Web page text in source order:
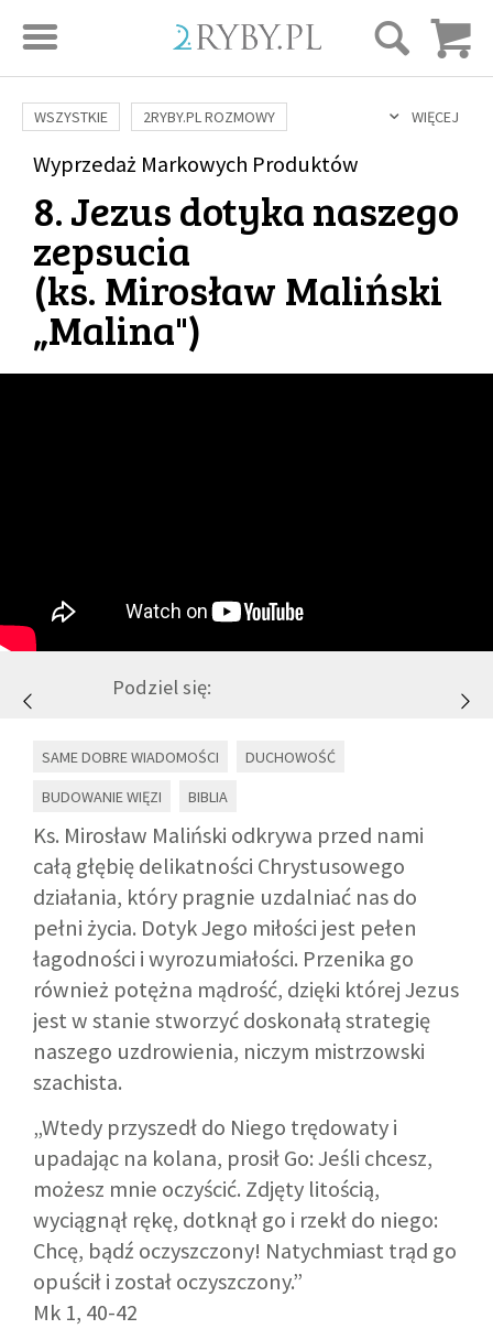
STRONA GŁÓWNA
SERIE FILMÓW
AUTORZY
BLOG
DRUŻYNA
WESPRZYJ NAS
PARTNERZY
DLA MEDIÓW
KONTAKT
WIĘCEJ
WSZYSTKIE 2RYBY.PL ROZMOWY
SAME DOBRE WIADOMOŚCI ONA I ON ROZWÓJ
SZTUKA ŻYCIA MIŁOŚĆ DUCHOWOŚĆ
BUDOWANIE WIĘZI
KOBIETA MĘŻCZYZNA RELIGIE FILOZOFIA
KULTURA ŚWIĘCI
Wyprzedaż Markowych Produktów
8. Jezus dotyka naszego
zepsucia
(ks. Mirosław Maliński
„Malina")
Podziel się:
SAME DOBRE WIADOMOŚCI
DUCHOWOŚĆ
BUDOWANIE WIĘZI
BIBLIA
Ks. Mirosław Maliński odkrywa przed nami
całą głębię delikatności Chrystusowego
działania, który pragnie uzdalniać nas do
pełni życia. Dotyk Jego miłości jest pełen
łagodności i wyrozumiałości. Przenika go
również potężna mądrość, dzięki której Jezus
jest w stanie stworzyć doskonałą strategię
naszego uzdrowienia, niczym mistrzowski
szachista.
„Wtedy przyszedł do Niego trędowaty i
upadając na kolana, prosił Go: Jeśli chcesz,
możesz mnie oczyścić. Zdjęty litością,
wyciągnął rękę, dotknął go i rzekł do niego:
Chcę, bądź oczyszczony! Natychmiast trąd go
opuścił i został oczyszczony.”
Mk 1, 40-42